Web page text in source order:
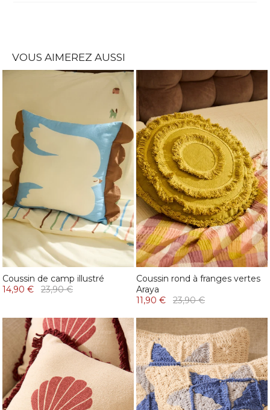
VOUS AIMEREZ AUSSI
Coussin de camp illustré
14,90 €
23,90 €
Coussin rond à franges vertes
Araya
11,90 €
23,90 €